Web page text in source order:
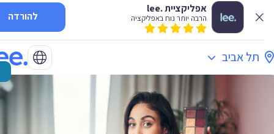
אפליקציית .lee
הרבה יותר נוח באפליקציה להורדה
תל אביב